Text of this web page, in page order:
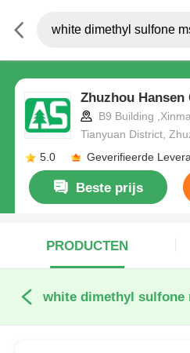
Zhuzhou Hansen
B9 Building
Tianyuan District,
5.0
Geverifieerde
Beste prijs
PRODUCTEN